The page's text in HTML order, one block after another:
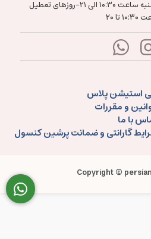
شنبه تا پنجشنبه ساعت ۱۰:۳۰ الی ۲۱-روزهای تعطیل
تا ۲۰
استیشن پلاس
و مقررات
با ما
گارانتی و ضمانت پرشین کنسول
Copyright ©